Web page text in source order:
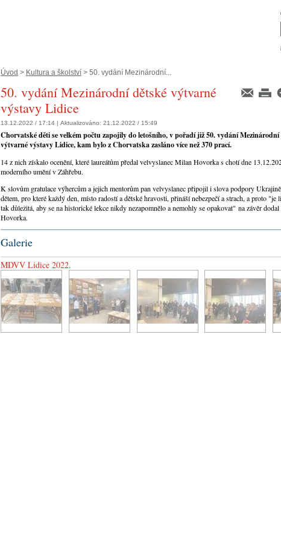
Úvod > Kultura a školství > 50. vydání Mezinárodní...
50. vydání Mezinárodní dětské výtvarné
výstavy Lidice
13.12.2022 / 17:14 | Aktualizováno: 21.12.2022 / 15:49
Chorvatské děti se velkém počtu zapojily do letošního, v pořadí již 50. vydání Mezinárodní
výtvarné výstavy Lidice, kam bylo z Chorvatska zasláno více než 370 prací.
14 z nich získalo ocenění, které laureátům předal velvyslanec Milan Hovorka s chotí dne
moderního umění v Záhřebu.
K slovům gratulace výhercům a jejich mentorům pan velvyslanec připojil i slova podpory
dětem, pro které každý den, místo radostí a dětské hravosti, přináší nebezpečí a strach, a proto "je
tak důležitá, aby se na historické lekce nikdy nezapomnělo a nemohly se opakovat" na závěr
Hovorka.
Galerie
MDVV Lidice 2022.